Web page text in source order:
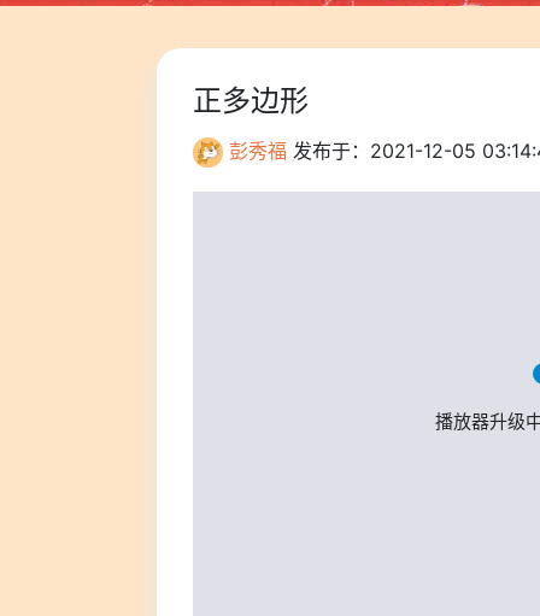
正多边形
彭秀福 发布于：2021-12-05
播放器升级